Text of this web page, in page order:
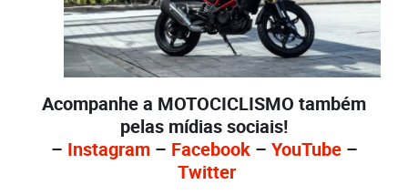
Acompanhe a MOTOCICLISMO também
pelas mídias sociais!
– Instagram– Facebook– YouTube–
Twitter